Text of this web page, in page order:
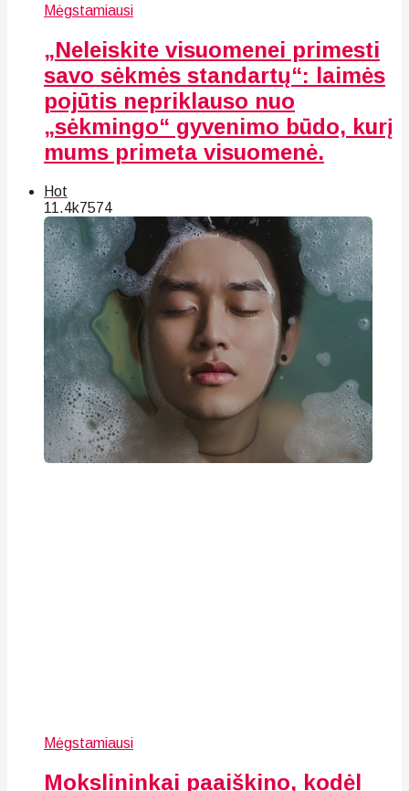
Mėgstamiausi
„Neleiskite visuomenei primesti
savo sėkmės standartų“: laimės
pojūtis nepriklauso nuo
„sėkmingo“ gyvenimo būdo, kurį
mums primeta visuomenė.
Hot
11.4k7574
Mėgstamiausi
Mokslininkai paaiškino, kodėl